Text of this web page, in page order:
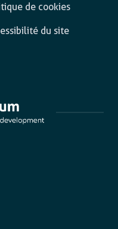
de cookies
du site